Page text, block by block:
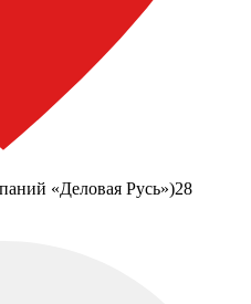
«Деловая Русь»)28